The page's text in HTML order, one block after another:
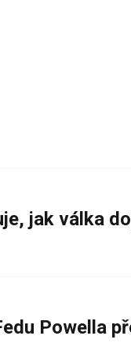
jak válka
Powella